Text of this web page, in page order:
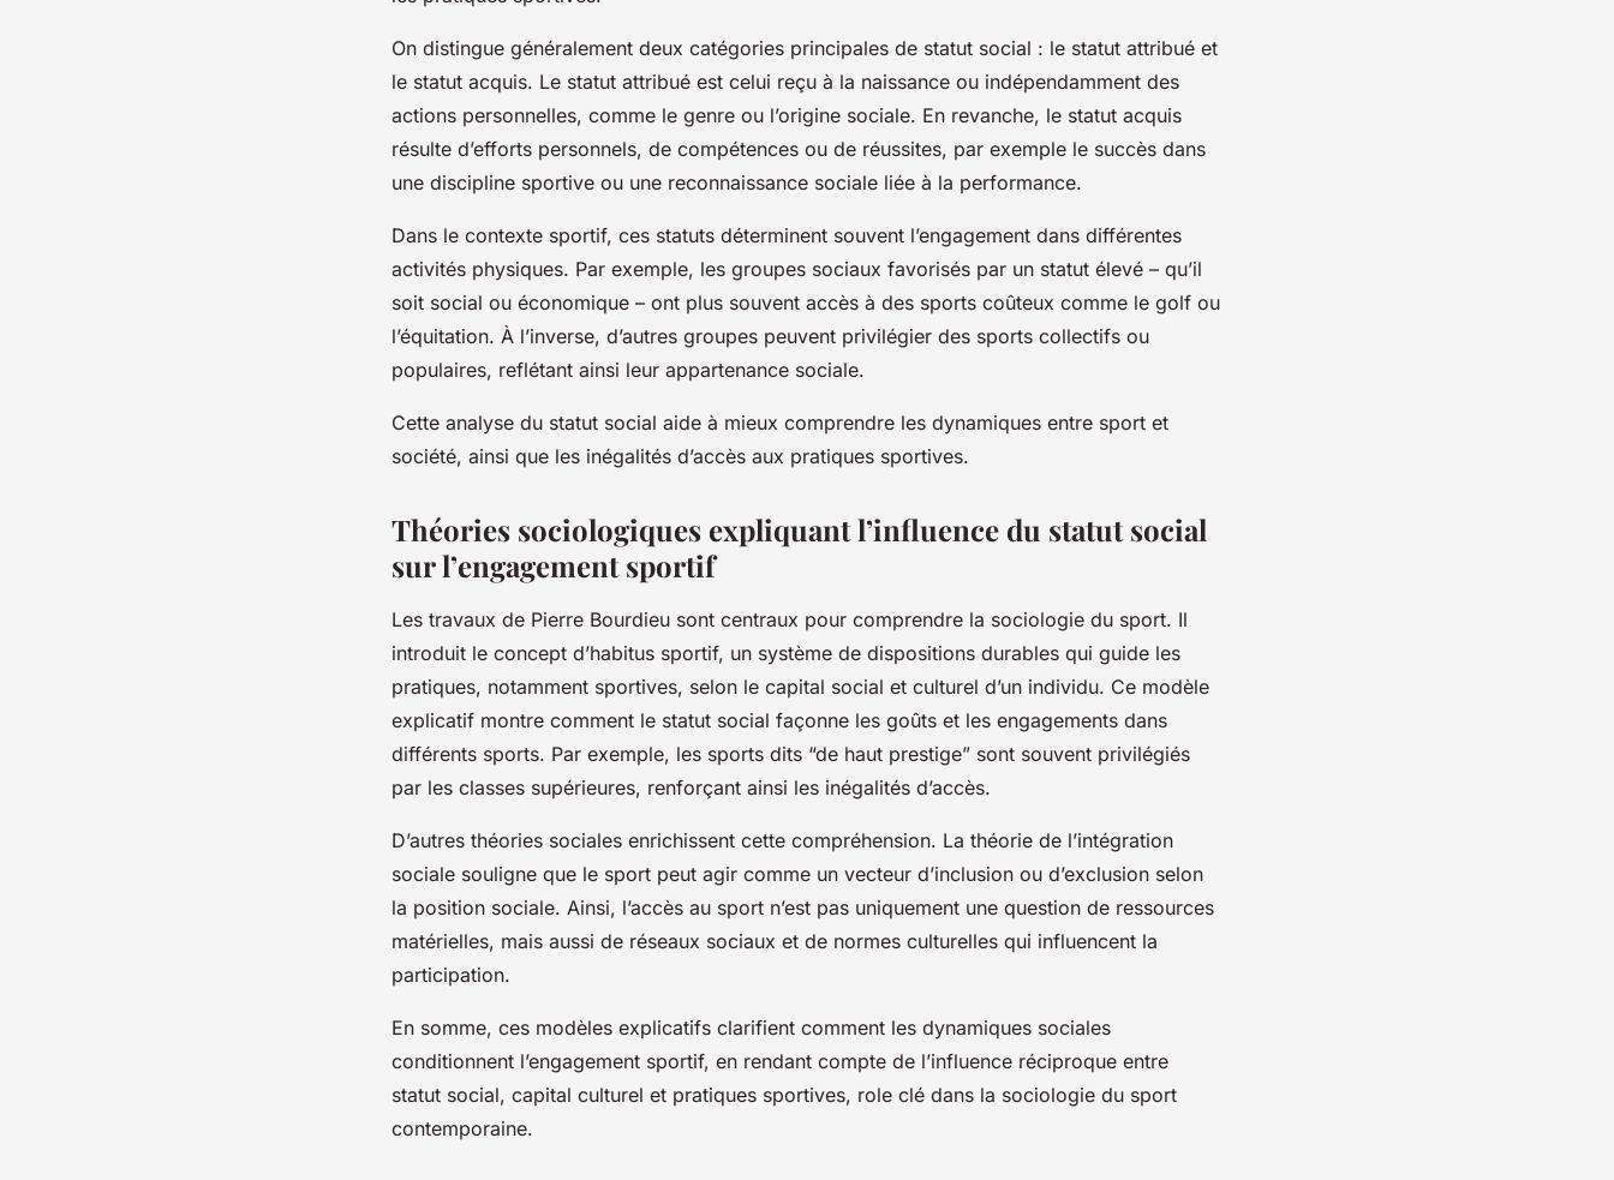
On distingue généralement deux catégories principales de statut social : le statut attribué et
le statut acquis. Le statut attribué est celui reçu à la naissance ou indépendamment des
actions personnelles, comme le genre ou l’origine sociale. En revanche, le statut acquis
résulte d’efforts personnels, de compétences ou de réussites, par exemple le succès dans
une discipline sportive ou une reconnaissance sociale liée à la performance.
Dans le contexte sportif, ces statuts déterminent souvent l’engagement dans différentes
activités physiques. Par exemple, les groupes sociaux favorisés par un statut élevé – qu’il
soit social ou économique – ont plus souvent accès à des sports coûteux comme le golf ou
l’équitation. À l’inverse, d’autres groupes peuvent privilégier des sports collectifs ou
populaires, reflétant ainsi leur appartenance sociale.
Cette analyse du statut social aide à mieux comprendre les dynamiques entre sport et
société, ainsi que les inégalités d’accès aux pratiques sportives.
Théories sociologiques expliquant l’influence du statut social
sur l’engagement sportif
Les travaux de Pierre Bourdieu sont centraux pour comprendre la sociologie du sport. Il
introduit le concept d’habitus sportif, un système de dispositions durables qui guide les
pratiques, notamment sportives, selon le capital social et culturel d’un individu. Ce modèle
explicatif montre comment le statut social façonne les goûts et les engagements dans
différents sports. Par exemple, les sports dits “de haut prestige” sont souvent privilégiés
par les classes supérieures, renforçant ainsi les inégalités d’accès.
D’autres théories sociales enrichissent cette compréhension. La théorie de l’intégration
sociale souligne que le sport peut agir comme un vecteur d’inclusion ou d’exclusion selon
la position sociale. Ainsi, l’accès au sport n’est pas uniquement une question de ressources
matérielles, mais aussi de réseaux sociaux et de normes culturelles qui influencent la
participation.
En somme, ces modèles explicatifs clarifient comment les dynamiques sociales
conditionnent l’engagement sportif, en rendant compte de l’influence réciproque entre
statut social, capital culturel et pratiques sportives, role clé dans la sociologie du sport
contemporaine.